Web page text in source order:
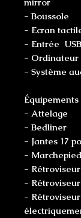
- Boussole
- Ecran
- Entrée USB
- Ordinateur
- Système
- Attelage
- Bedliner
- Jantes 17
-
-
-
-